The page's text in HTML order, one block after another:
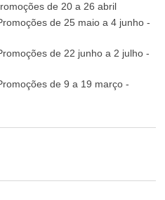
de 20 a 26 abril
de 25 maio a 4 junho -
de 22 junho a 2 julho -
de 9 a 19 março -